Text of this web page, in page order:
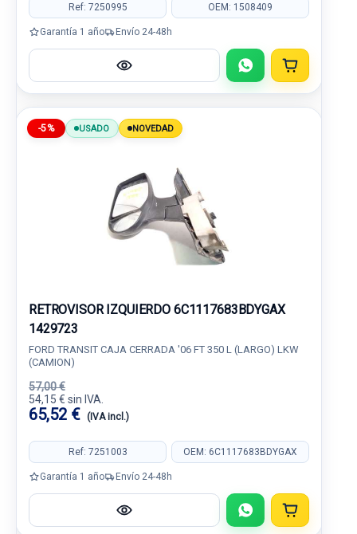
Ref: 7250995 OEM: 1508409
Garantía 1 año Envío 24-48h
-5% USADO NOVEDAD
RETROVISOR IZQUIERDO 6C1117683BDYGAX
1429723
FORD TRANSIT CAJA CERRADA '06 FT 350 L (LARGO) LKW
(CAMION)
57,00 €
54,15 € sin IVA.
65,52 € (IVA incl.)
Ref: 7251003 OEM: 6C1117683BDYGAX
Garantía 1 año Envío 24-48h